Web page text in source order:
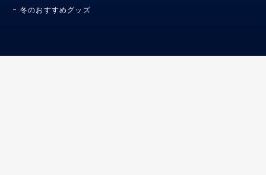
冬のおすすめグッズ